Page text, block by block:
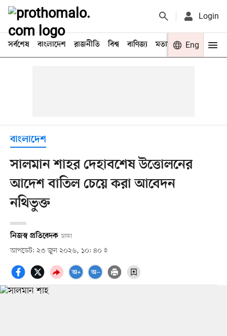
Login
সর্বশেষ বাংলাদেশ রাজনীতি বিশ্ব বাণিজ্য মতামত খেলা
Eng
বাংলাদেশ
সালমান শাহর দেহাবশেষ উত্তোলনের
আদেশ বাতিল চেয়ে করা আবেদন
নথিভুক্ত
নিজস্ব প্রতিবেদক ঢাকা
আপডেট: ২৩ জুন ২০২৬, ১০: ৪০